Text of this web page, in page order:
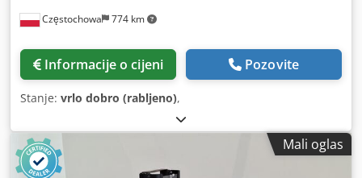
Częstochowa 774 km
Informacije o cijeni Pozovite
Stanje: vrlo dobro (rabljeno),
Mali oglas